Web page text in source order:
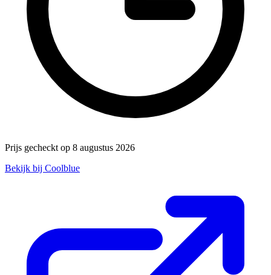
Prijs gecheckt op 8 augustus 2026
Bekijk bij Coolblue